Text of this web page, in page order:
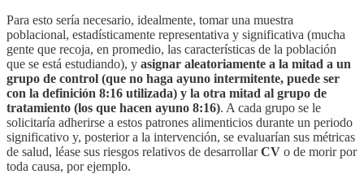
Para esto sería necesario, idealmente, tomar una muestra
poblacional, estadísticamente representativa y significativa (mucha
gente que recoja, en promedio, las características de la población
que se está estudiando), y asignar aleatoriamente a la mitad a un
grupo de control (que no haga ayuno intermitente, puede ser
con la definición 8:16 utilizada) y la otra mitad al grupo de
tratamiento (los que hacen ayuno 8:16). A cada grupo se le
solicitaría adherirse a estos patrones alimenticios durante un periodo
significativo y, posterior a la intervención, se evaluarían sus métricas
de salud, léase sus riesgos relativos de desarrollarCV o de morir por
toda causa, por ejemplo.